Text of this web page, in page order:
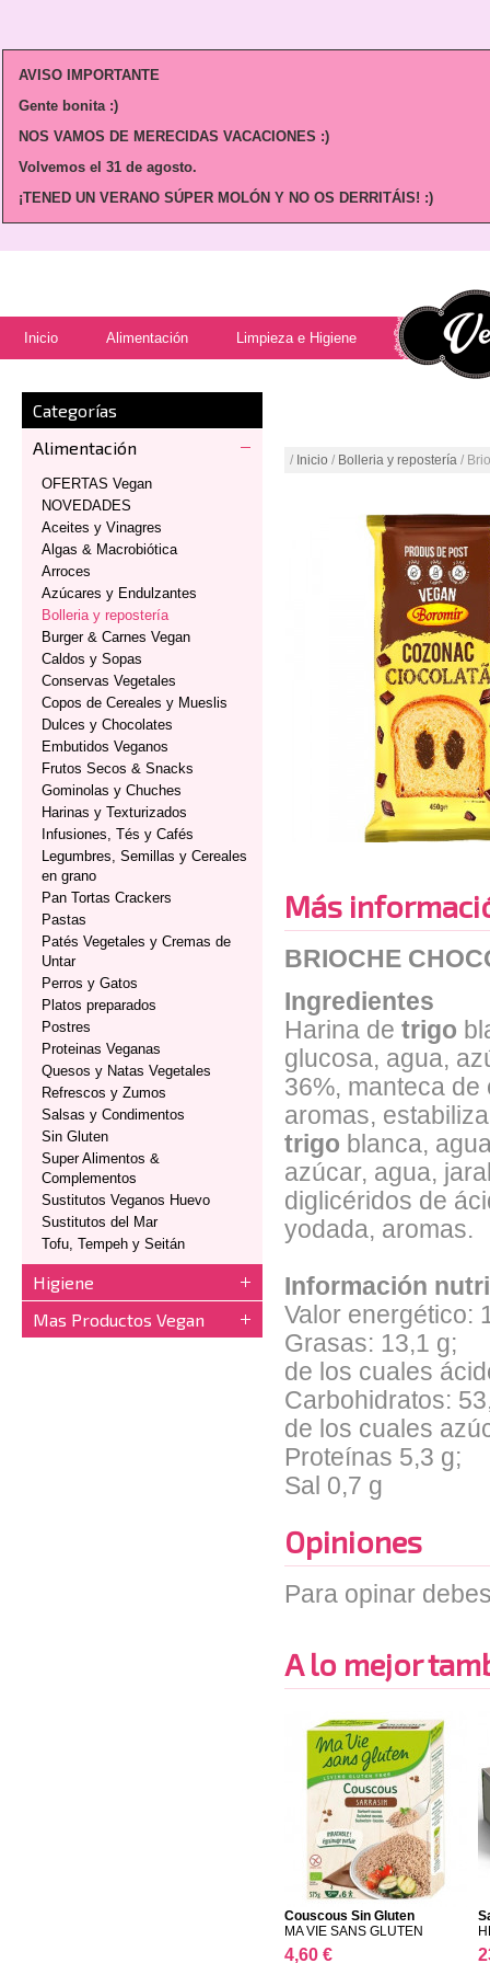
AVISO IMPORTANTE
Gente bonita :)
NOS VAMOS DE MERECIDAS VACACIONES :)
Volvemos el 31 de agosto.
¡TENED UN VERANO SÚPER MOLÓN Y NO OS DERRITÁIS! :)
Inicio Alimentación Limpieza e Higiene
Categorías
Alimentación
OFERTAS Vegan
NOVEDADES
Aceites y Vinagres
Algas & Macrobiótica
Arroces
Azúcares y Endulzantes
Bolleria y repostería
Burger & Carnes Vegan
Caldos y Sopas
Conservas Vegetales
Copos de Cereales y Mueslis
Dulces y Chocolates
Embutidos Veganos
Frutos Secos & Snacks
Gominolas y Chuches
Harinas y Texturizados
Infusiones, Tés y Cafés
Legumbres, Semillas y Cereales
en grano
Pan Tortas Crackers
Pastas
Patés Vegetales y Cremas de
Untar
Perros y Gatos
Platos preparados
Postres
Proteinas Veganas
Quesos y Natas Vegetales
Refrescos y Zumos
Salsas y Condimentos
Sin Gluten
Super Alimentos &
Complementos
Sustitutos Veganos Huevo
Sustitutos del Mar
Tofu, Tempeh y Seitán
Higiene
Mas Productos Vegan
/ Inicio / Bolleria y repostería /
Más
BRIOCHE
Ingredientes
Harina de trigo
glucosa, agua,
36%, manteca
aromas,
trigo blanca,
azúcar, agua,
diglicéridos de
yodada, aromas.
Información
Valor energético:
Grasas: 13,1 g;
de los cuales
Carbohidratos:
de los cuales
Proteínas 5,3 g;
Sal 0,7 g
Opiniones
Para opinar
A lo mejor
Couscous Sin Gluten
MA VIE SANS GLUTEN
4,60 €